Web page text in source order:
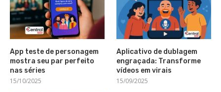
App teste de personagem
mostra seu par perfeito
nas séries
15/10/2025
Aplicativo de dublagem
engraçada: Transforme
vídeos em virais
15/09/2025